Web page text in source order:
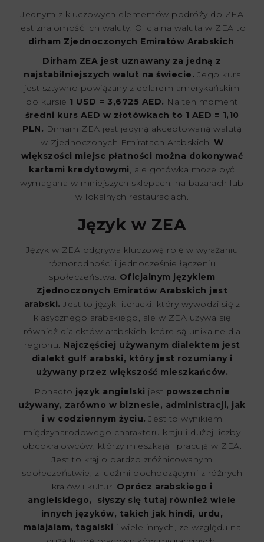
Jednym z kluczowych elementów podróży do ZEA
jest znajomość ich waluty. Oficjalna waluta w ZEA to
dirham Zjednoczonych Emiratów Arabskich.
Dirham ZEA jest uznawany za jedną z
najstabilniejszych walut na świecie. Jego kurs
jest sztywno powiązany z dolarem amerykańskim
po kursie 1 USD = 3,6725 AED. Na ten moment
średni kurs AED w złotówkach to 1 AED = 1,10
PLN. Dirham ZEA jest jedyną akceptowaną walutą
w Zjednoczonych Emiratach Arabskich. W
większości miejsc płatności można dokonywać
kartami kredytowymi, ale gotówka może być
wymagana w mniejszych sklepach, na bazarach lub
w lokalnych restauracjach.
Język w ZEA
Język w ZEA odgrywa kluczową rolę w wyrażaniu
różnorodności i jednocześnie łączeniu
społeczeństwa. Oficjalnym językiem
Zjednoczonych Emiratów Arabskich jest
arabski. Jest to język literacki, który wywodzi się z
klasycznego arabskiego, ale w ZEA używa się
również dialektów arabskich, które są unikalne dla
regionu. Najczęściej używanym dialektem jest
dialekt gulf arabski, który jest rozumiany i
używany przez większość mieszkańców.
Ponadto język angielski jest powszechnie
używany, zarówno w biznesie, administracji, jak
i w codziennym życiu. Jest to wynikiem
międzynarodowego charakteru kraju i dużej liczby
obcokrajowców, którzy mieszkają i pracują w ZEA.
Jest to kraj o bardzo zróżnicowanym
społeczeństwie, z ludźmi pochodzącymi z różnych
krajów i kultur. Oprócz arabskiego i
angielskiego, słyszy się tutaj również wiele
innych języków, takich jak hindi, urdu,
malajalam, tagalski i wiele innych, ze względu na